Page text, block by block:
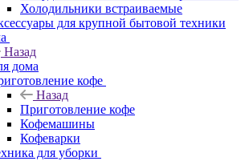
Холодильники встраиваемые
для крупной бытовой техники
Назад
дома
кофе
Назад
Приготовление кофе
Кофемашины
Кофеварки
для уборки